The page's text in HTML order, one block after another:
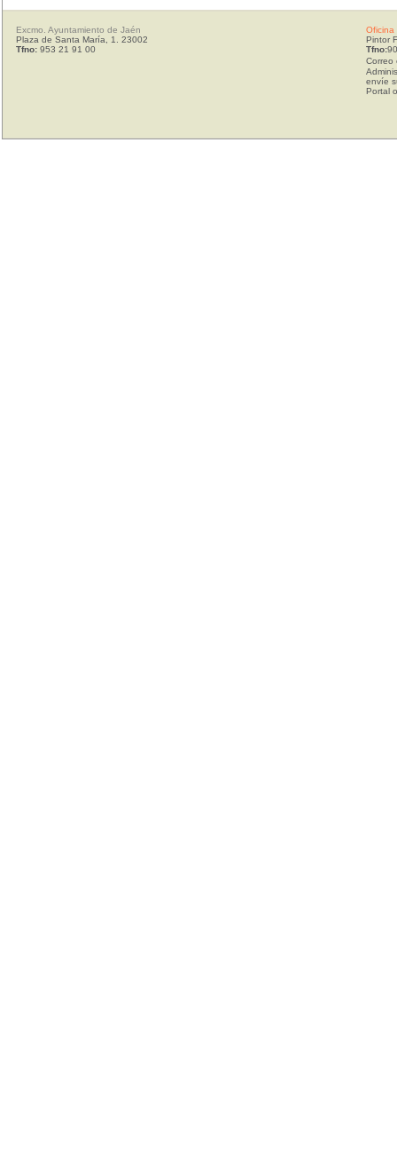
Excmo. Ayuntamiento de Jaén
Plaza de Santa María, 1. 23002
Tfno: 953 21 91 00
Oficina
Pintor
Tfno:
Correo
envíe
Portal